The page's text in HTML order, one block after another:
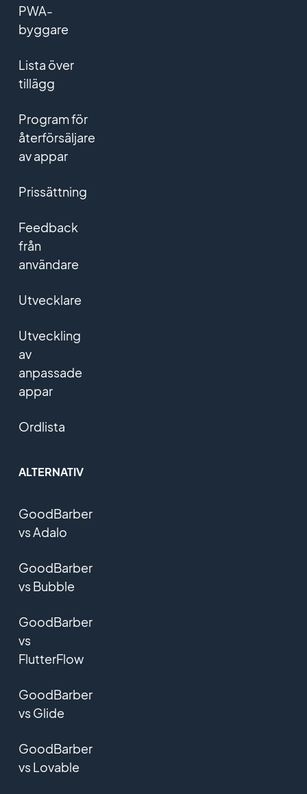
PWA-
byggare
Lista över
tillägg
Program för
återförsäljare
av appar
Prissättning
Feedback
från
användare
Utvecklare
Utveckling
av
anpassade
appar
Ordlista
ALTERNATIV
GoodBarber
vs Adalo
GoodBarber
vs Bubble
GoodBarber
vs
FlutterFlow
GoodBarber
vs Glide
GoodBarber
vs Lovable